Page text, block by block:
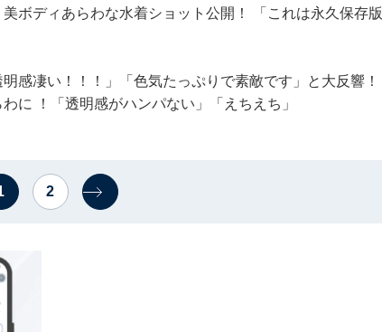
ボディあらわな水着ショット公開！ 「これは永久保存版
感凄い！！！」「色気たっぷりで素敵です︎」と大反響！
に ！「透明感がハンパない」「えちえち」
2